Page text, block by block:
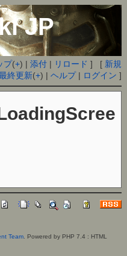
JP
プ(+) |添付 | リロード ] [ 新規
終更新(+) |ヘルプ| ログイン ]
Team. Powered by PHP 7.4 : HTML